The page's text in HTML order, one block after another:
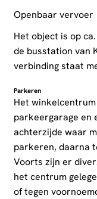
Openbaar vervoer
Het object is op
de busstation van
verbinding staat
Parkeren
Het
parkeergarage en
achterzijde waar
parkeren, daarna
Voorts zijn er
het centrum
of tegen